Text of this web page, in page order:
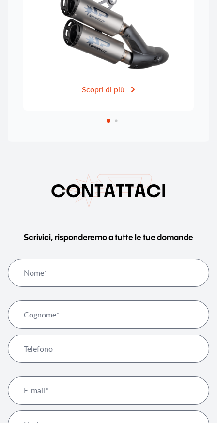
Scopri di più
CONTATTACI
Scrivici, risponderemo a tutte le tue domande